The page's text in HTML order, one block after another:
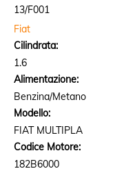
13/F001
Fiat
Cilindrata:
1.6
Alimentazione:
Benzina/Metano
Modello:
FIAT MULTIPLA
Codice Motore:
182B6000